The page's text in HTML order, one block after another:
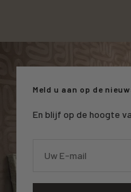
Meld u aan op de
En blijf op de hoogte
Uw E-mail